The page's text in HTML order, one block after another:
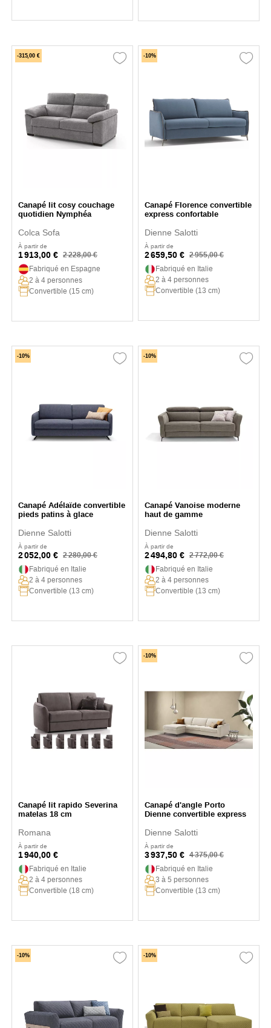
-315,00 €
Canapé lit cosy couchage
quotidien Nymphéa
Colca Sofa
À partir de
1 913,00 € 2 228,00 €
Fabriqué en Espagne
2 à 4 personnes
Convertible (15 cm)
-10%
Canapé Florence convertible
express confortable
Dienne Salotti
À partir de
2 659,50 € 2 955,00 €
Fabriqué en Italie
2 à 4 personnes
Convertible (13 cm)
-10%
Canapé Adélaïde convertible
pieds patins à glace
Dienne Salotti
À partir de
2 052,00 € 2 280,00 €
Fabriqué en Italie
2 à 4 personnes
Convertible (13 cm)
-10%
Canapé Vanoise moderne
haut de gamme
Dienne Salotti
À partir de
2 494,80 € 2 772,00 €
Fabriqué en Italie
2 à 4 personnes
Convertible (13 cm)
Canapé lit rapido Severina
matelas 18 cm
Romana
À partir de
1 940,00 €
Fabriqué en Italie
2 à 4 personnes
Convertible (18 cm)
-10%
Canapé d'angle Porto
Dienne convertible express
Dienne Salotti
À partir de
3 937,50 € 4 375,00 €
Fabriqué en Italie
3 à 5 personnes
Convertible (13 cm)
-10% -10%